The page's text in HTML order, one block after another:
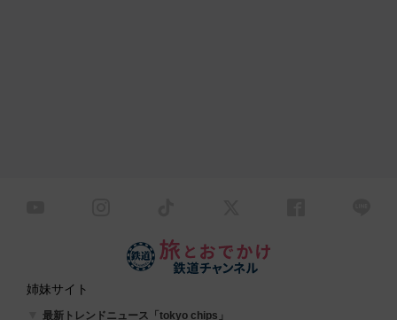
姉妹サイト
最新トレンドニュース「tokyo chips」